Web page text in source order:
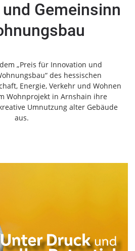
Gemeinsinn
dem „Preis für Innovation und
des hessischen
Energie, Verkehr und Wohnen
Wohnprojekt in Arnshain ihre
Umnutzung alter Gebäude
aus.